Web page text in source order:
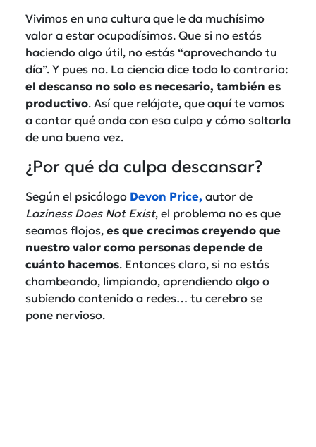
Vivimos en una cultura que le da muchísimo
valor a estar ocupadísimos. Que si no estás
haciendo algo útil, no estás “aprovechando tu
día”. Y pues no. La ciencia dice todo lo contrario:
el descanso no solo es necesario, también es
productivo. Así que relájate, que aquí te vamos
a contar qué onda con esa culpa y cómo soltarla
de una buena vez.
¿Por qué da culpa descansar?
Según el psicólogo Devon Price, autor de
Laziness Does Not Exist, el problema no es que
seamos flojos, es que crecimos creyendo que
nuestro valor como personas depende de
cuánto hacemos. Entonces claro, si no estás
chambeando, limpiando, aprendiendo algo o
subiendo contenido a redes… tu cerebro se
pone nervioso.